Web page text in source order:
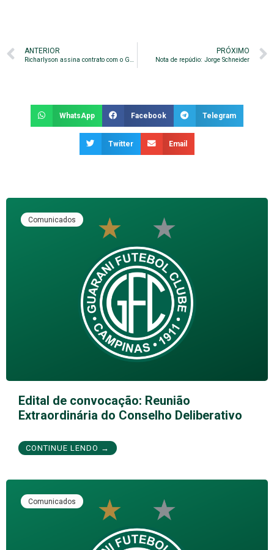
ANTERIOR
Richarlyson assina contrato com o Guarani
PRÓXIMO
Nota de repúdio: Jorge Schneider
WhatsApp Facebook Telegram
Twitter Email
Comunicados
Edital de convocação: Reunião
Extraordinária do Conselho Deliberativo
CONTINUE LENDO →
Comunicados